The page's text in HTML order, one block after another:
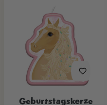
Geburtstagskerze